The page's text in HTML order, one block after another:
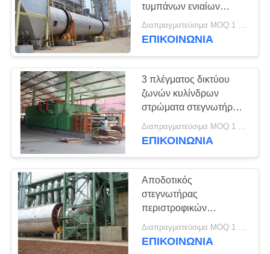
ΕΠΙΚΟΙΝΩΝΉΣΤΕ
ΜΑΖΊ
ΜΑΣ
ΖΗΤΉΣΤΕ
ΜΙΑ
ΠΡΟΣΦΟΡΆ
SITEMAP
PRIVACY
POLICY
τυμπάνων ενιαίων
περασμάτων σκελών
νιφάδων ξύλινων τσιπ
Διαπραγματεύσιμα MOQ:1 ομάδα
ΕΠΙΚΟΙΝΩΝΊΑ
3 πλέγματος δικτύου
ζωνών κυλίνδρων
στρώματα στεγνωτήρων
καπλαμάδων για τη
γραμμή παραγωγής
ΕΠΙΚΟΙΝΩΝΊΑ
Αποδοτικός
στεγνωτήρας
περιστροφικών
τυμπάνων ενιαίων
περασμάτων PB OSB
Διαπραγματεύσιμα MOQ:1 ομάδα
ΕΠΙΚΟΙΝΩΝΊΑ